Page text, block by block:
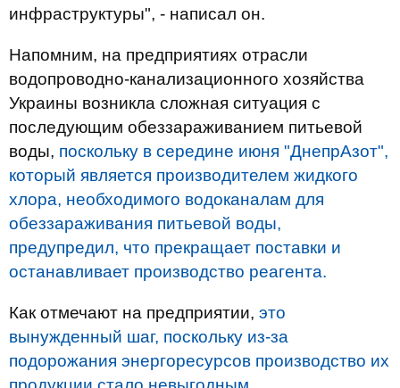
инфраструктуры", - написал он.
Напомним, на предприятиях отрасли
водопроводно-канализационного хозяйства
Украины возникла сложная ситуация с
последующим обеззараживанием питьевой
воды, поскольку в середине июня "ДнепрАзот",
который является производителем жидкого
хлора, необходимого водоканалам для
обеззараживания питьевой воды,
предупредил, что прекращает поставки и
останавливает производство реагента.
Как отмечают на предприятии, это
вынужденный шаг, поскольку из-за
подорожания энергоресурсов производство их